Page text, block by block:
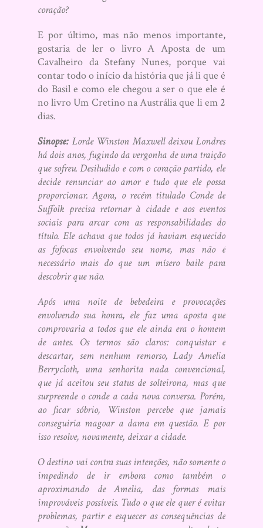
coração?
E por último, mas não menos importante,
gostaria de ler o livro A Aposta de um
Cavalheiro da Stefany Nunes, porque vai
contar todo o início da história que já li que é
do Basil e como ele chegou a ser o que ele é
no livro Um Cretino na Austrália que li em 2
dias.
Sinopse: Lorde Winston Maxwell deixou Londres
há dois anos, fugindo da vergonha de uma traição
que sofreu. Desiludido e com o coração partido, ele
decide renunciar ao amor e tudo que ele possa
proporcionar. Agora, o recém titulado Conde de
Suffolk precisa retornar à cidade e aos eventos
sociais para arcar com as responsabilidades do
título. Ele achava que todos já haviam esquecido
as fofocas envolvendo seu nome, mas não é
necessário mais do que um mísero baile para
descobrir que não.
Após uma noite de bebedeira e provocações
envolvendo sua honra, ele faz uma aposta que
comprovaria a todos que ele ainda era o homem
de antes. Os termos são claros: conquistar e
descartar, sem nenhum remorso, Lady Amelia
Berrycloth, uma senhorita nada convencional,
que já aceitou seu status de solteirona, mas que
surpreende o conde a cada nova conversa. Porém,
ao ficar sóbrio, Winston percebe que jamais
conseguiria magoar a dama em questão. E por
isso resolve, novamente, deixar a cidade.
O destino vai contra suas intenções, não somente o
impedindo de ir embora como também o
aproximando de Amelia, das formas mais
improváveis possíveis. Tudo o que ele quer é evitar
problemas, partir e esquecer as consequências de